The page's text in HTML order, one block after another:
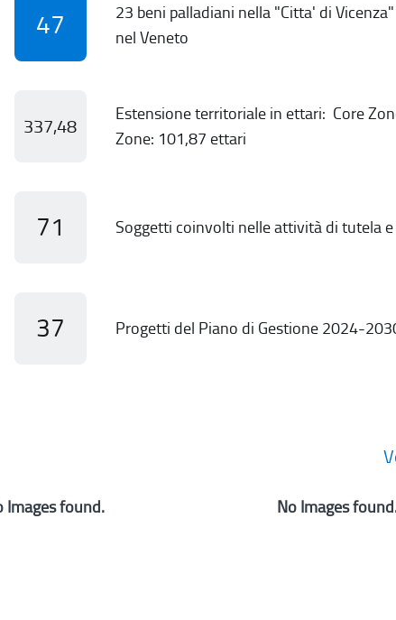
47
23 beni palladiani nella "Citta' di
nel Veneto
337,48
Estensione territoriale in ettari: Core
Zone: 101,87 ettari
71 Soggetti coinvolti nelle attività di tutela
37 Progetti del Piano di Gestione 2024-
Images found. No Images